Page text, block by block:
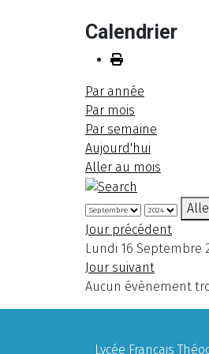
Calendrier
Par année
Par mois
Par semaine
Aujourd'hui
Aller au mois
Jour précédent
Lundi 16 Septembre
Jour suivant
Aucun évènement
Lycée Français